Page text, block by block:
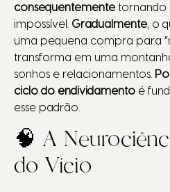
consequentemente tornando
impossível. Gradualmente, o
uma pequena compra para
transforma em uma
sonhos e relacionamentos.
ciclo do endividamento é
esse padrão.
🧠 A
do Vício